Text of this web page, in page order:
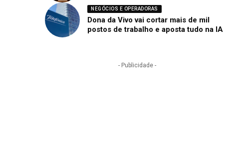
NEGÓCIOS E OPERADORAS
Dona da Vivo vai cortar mais de mil
postos de trabalho e aposta tudo na IA
- Publicidade -